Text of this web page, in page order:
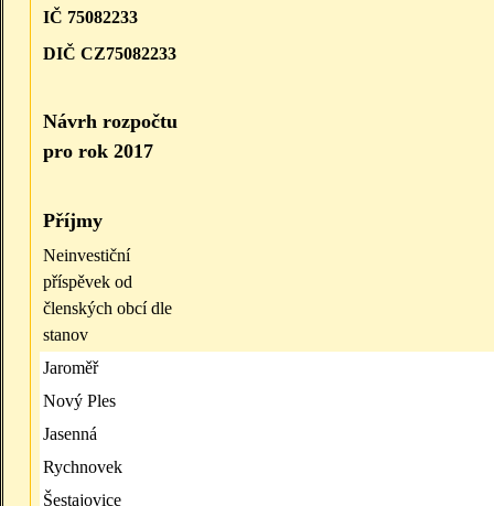
IČ 75082233
DIČ CZ75082233
Návrh rozpočtu
pro rok 2017
Příjmy
Neinvestiční
příspěvek od
členských obcí dle
stanov
Jaroměř
Nový Ples
Jasenná
Rychnovek
Šestajovice